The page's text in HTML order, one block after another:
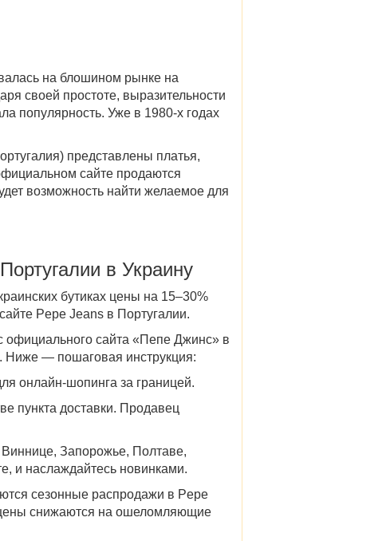
на блошином рынке на
своей простоте, выразительности
популярность. Уже в 1980-х годах
представлены платья,
сайте продаются
возможность найти желаемое для
в Украину
бутиках цены на 15–30%
Pepe Jeans в Португалии.
официального сайта «Пепе Джинс» в
Ниже — пошаговая инструкция:
онлайн-шопинга за границей.
пункта доставки. Продавец
Запорожье, Полтаве,
и наслаждайтесь новинками.
сезонные распродажи в Pepe
снижаются на ошеломляющие